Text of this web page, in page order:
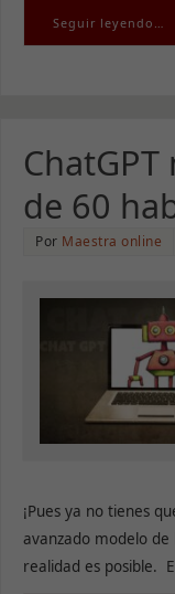
Seguir leyendo…
de 60
Por Maestra online
¡Pues ya no tienes
avanzado modelo
realidad es posible.